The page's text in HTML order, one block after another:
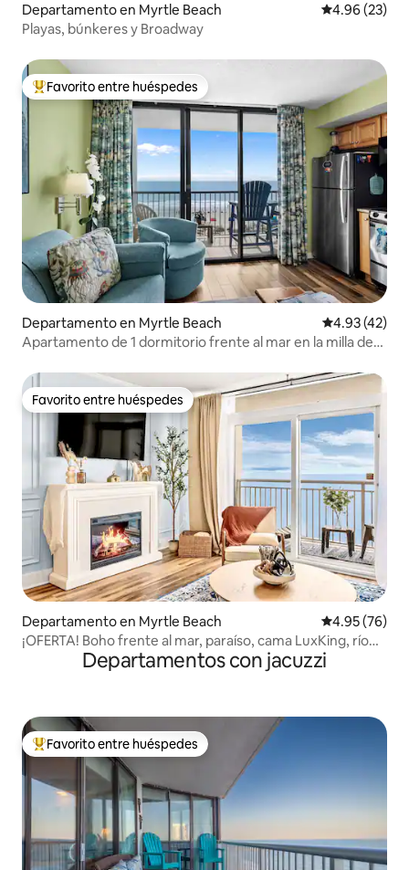
Departamento en Myrtle Beach Calificación
4.96 (23)
Playas, búnkeres y Broadway
De los mejores en Favorito entre huéspedes
Favorito entre huéspedes
Departamento en Myrtle Beach Calificación
4.93 (42)
Apartamento de 1 dormitorio frente al mar en la milla de
Favorito entre huéspedes
Favorito entre huéspedes
Departamento en Myrtle Beach Calificación
4.95 (76)
¡OFERTA! Boho frente al mar, paraíso, cama LuxKing, río
Departamentos con jacuzzi
De los mejores en Favorito entre huéspedes
Favorito entre huéspedes